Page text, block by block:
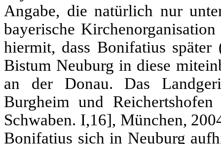
Angabe, die natürlich nur
bayerische
hiermit, dass Bonifatius
Bistum Neuburg in diese
an der Donau. Das
Burgheim und
Schwaben. I,16], München,
Bonifatius sich in Neuburg